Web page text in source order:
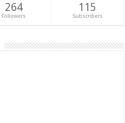
264
Followers
115
Subscribers